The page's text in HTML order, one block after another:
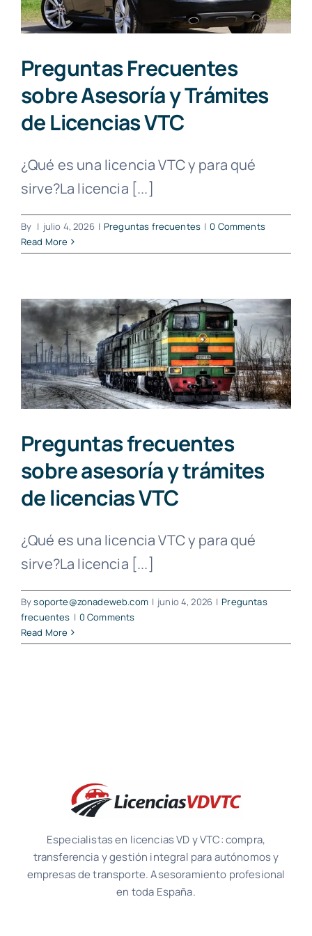
Preguntas Frecuentes
sobre Asesoría y Trámites
de Licencias VTC
¿Qué es una licencia VTC y para qué
sirve?La licencia [...]
By | julio 4, 2026 | Preguntas frecuentes | 0 Comments
Read More
Preguntas frecuentes
sobre asesoría y trámites
de licencias VTC
¿Qué es una licencia VTC y para qué
sirve?La licencia [...]
Bysoporte@zonadeweb.com | junio 4, 2026 | Preguntas
frecuentes | 0 Comments
Read More
Especialistas en licencias VD y VTC: compra,
transferencia y gestión integral para autónomos y
empresas de transporte. Asesoramiento profesional
en toda España.